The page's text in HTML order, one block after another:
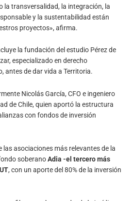
la transversalidad, la integración, la
y la sustentabilidad están
proyectos», afirma.
la fundación del estudio Pérez de
especializado en derecho
antes de dar vida a Territoria.
Nicolás García, CFO e ingeniero
de Chile, quien aportó la estructura
con fondos de inversión
las asociaciones más relevantes de la
soberanoAdia -el tercero más
, con un aporte del 80% de la inversión